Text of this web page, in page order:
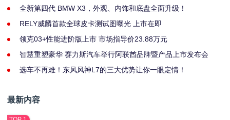
全新第四代 BMW X3，外观、内饰和底盘全面升级！
RELY威麟首款全球皮卡测试图曝光 上市在即
领克03+性能进阶版上市 市场指导价23.88万元
智慧重塑豪华 赛力斯汽车举行阿联酋品牌暨产品上市发布会
选车不再难！东风风神L7的三大优势让你一眼定情！
最新内容